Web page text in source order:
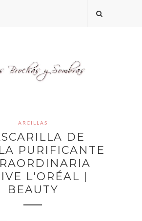
ARCILLAS
DE
PURIFICANTE
L'ORÉAL |
BEAUTY